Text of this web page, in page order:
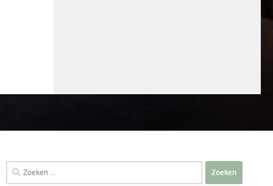
Zoeken
naar: